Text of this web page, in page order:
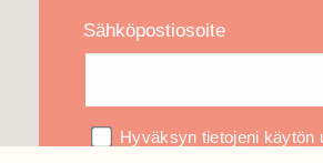
Sähköpostiosoite
Hyväksyn tietojeni käytön